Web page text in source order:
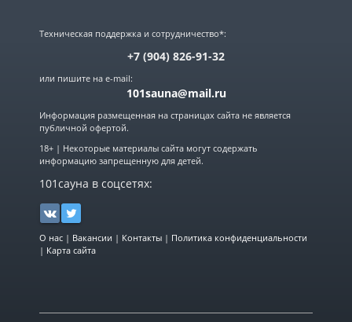
Техническая поддержка и сотрудничество*:
+7 (904) 826-91-32
или пишите на e-mail:
101sauna@mail.ru
Информация размещенная на страницах сайта не является
публичной офертой.
18+ | Некоторые материалы сайта могут содержать
информацию запрещенную для детей.
101сауна в соцсетях:
О нас | Вакансии | Контакты | Политика конфиденциальности
| Карта сайта